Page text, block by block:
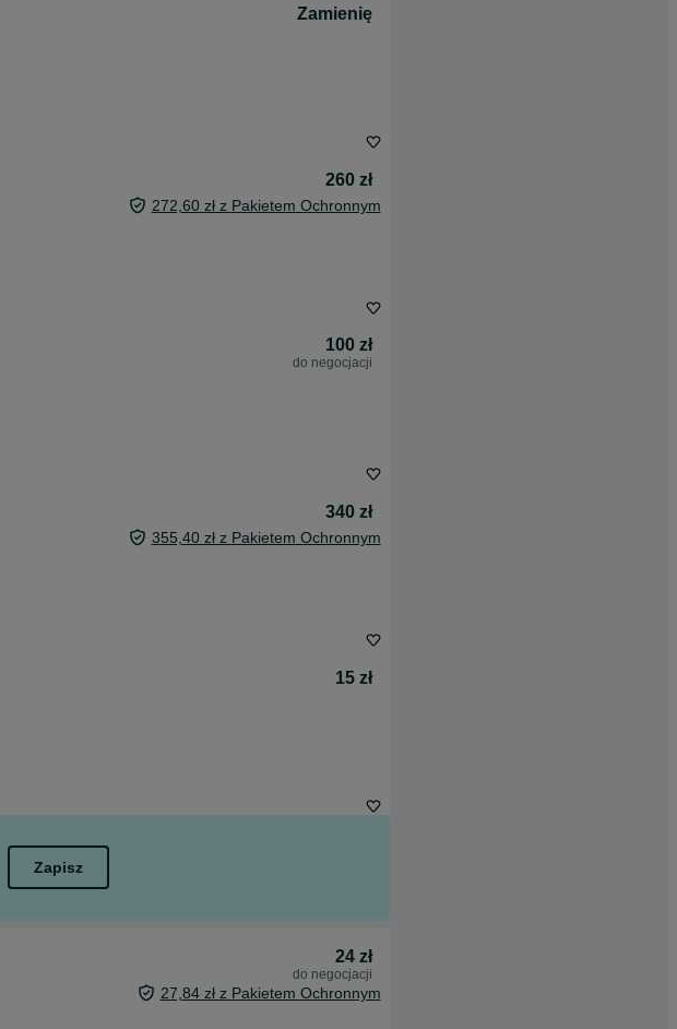
Zamienię
260 zł
272,60 zł z Pakietem Ochronnym
100 zł
do negocjacji
340 zł
355,40 zł z Pakietem Ochronnym
15 zł
Zapisz
24 zł
do negocjacji
27,84 zł z Pakietem Ochronnym